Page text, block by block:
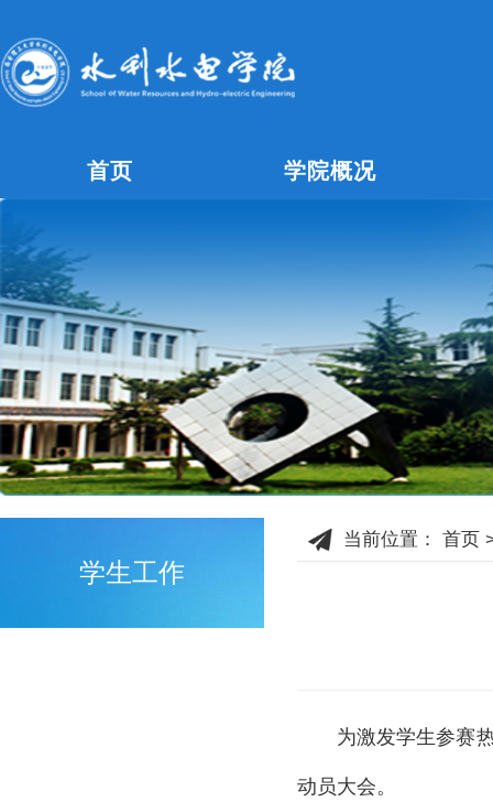
首页 学院概况
学生工作
当前位置： 首页
为激发学生参赛
动员大会。